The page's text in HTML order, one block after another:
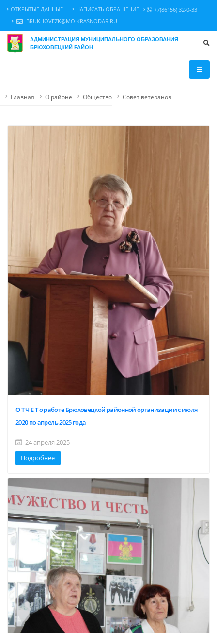
ОТКРЫТЫЕ ДАННЫЕ НАПИСАТЬ ОБРАЩЕНИЕ
+7(86156) 32-0-33
BRUKHOVEZK@MO.KRASNODAR.RU
АДМИНИСТРАЦИЯ МУНИЦИПАЛЬНОГО ОБРАЗОВАНИЯ
БРЮХОВЕЦКИЙ РАЙОН
Главная О районе Общество Совет ветеранов
О Т Ч Ё Т о работе Брюховецкой районной организации с июля
2020 по апрель 2025 года
24 апреля 2025
Подробнее